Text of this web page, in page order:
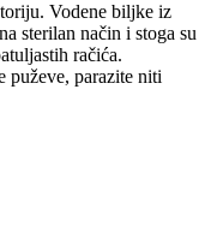
Vodene biljke iz
sterilan način i stoga su
račića.
puževe, parazite niti